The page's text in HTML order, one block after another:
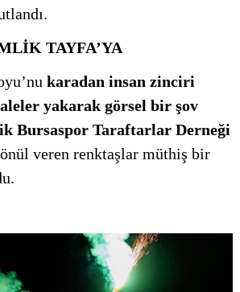
TAYFA’YA
karadan insan zinciri
yakarak görsel bir şov
Bursaspor Taraftarlar Derneği
veren renktaşlar müthiş bir